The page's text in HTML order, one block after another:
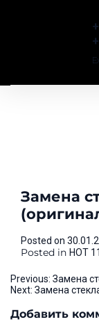
Замена
Posted on
Posted in HOT
Навигация
по
записям
Previous: Замена
Next: Замена
Добавить